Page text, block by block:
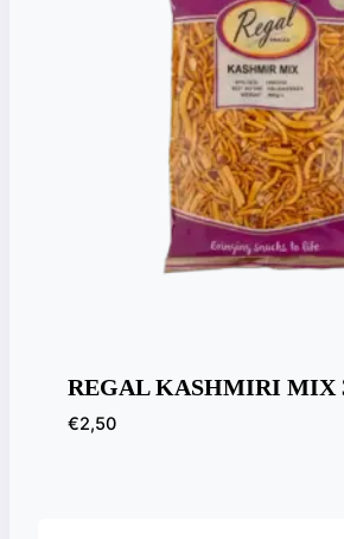
REGAL KASHMIRI MIX
€2,50